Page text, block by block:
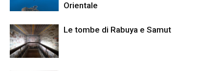
Orientale
Le tombe di Rabuya e Samut